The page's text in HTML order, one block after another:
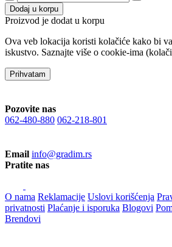
Dodaj u korpu
Proizvod je dodat u korpu
Ova veb lokacija koristi kolačiće kako bi
iskustvo. Saznajte više o cookie-ima
Prihvatam
Pozovite nas
062-480-880 062-218-801
Email info@gradim.rs
Pratite nas
O nama Reklamacije Uslovi korišćenja
privatnosti Plaćanje i isporuka Blogovi
Brendovi